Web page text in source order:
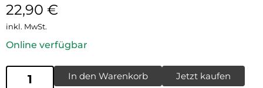
22,90 €
inkl. MwSt.
Online verfügbar
In den Warenkorb Jetzt kaufen